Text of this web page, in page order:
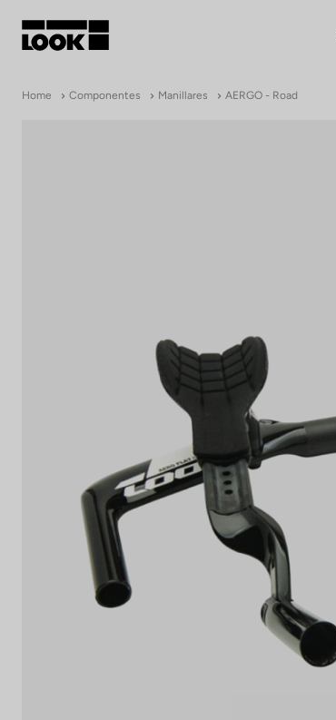
Home Componentes Manillares AERGO - Road